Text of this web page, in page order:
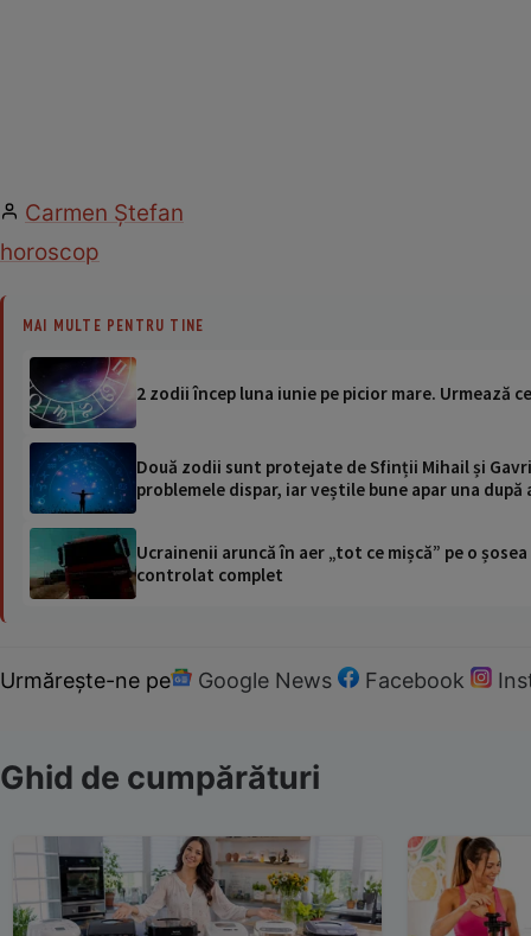
Carmen Ştefan
horoscop
MAI MULTE PENTRU TINE
2 zodii încep luna iunie pe picior mare. Urmează
Două zodii sunt protejate de Sfinții Mihail și
problemele dispar, iar veștile bune apar una după
Ucrainenii aruncă în aer „tot ce mișcă” pe o
controlat complet
Urmărește-ne pe Google News Facebook
Ghid de cumpărături